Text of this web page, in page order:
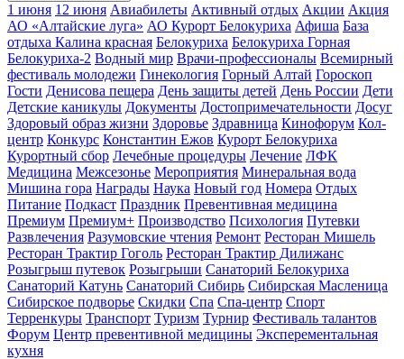
1 июня 12 июня Авиабилеты Активный отдых Акции Акция
АО «Алтайские луга» АО Курорт Белокуриха Афиша База
отдыха Калина красная Белокуриха Белокуриха Горная
Белокуриха-2 Водный мир Врачи-профессионалы Всемирный
фестиваль молодежи Гинекология Горный Алтай Гороскоп
Гости Денисова пещера День защиты детей День России Дети
Детские каникулы Документы Достопримечательности Досуг
Здоровый образ жизни Здоровье Здравница Кинофорум Кол-
центр Конкурс Константин Ежов Курорт Белокуриха
Курортный сбор Лечебные процедуры Лечение ЛФК
Медицина Межсезонье Мероприятия Минеральная вода
Мишина гора Награды Наука Новый год Номера Отдых
Питание Подкаст Праздник Превентивная медицина
Премиум Премиум+ Производство Психология Путевки
Развлечения Разумовские чтения Ремонт Ресторан Мишель
Ресторан Трактир Гоголь Ресторан Трактир Дилижанс
Розыгрыш путевок Розыгрыши Санаторий Белокуриха
Санаторий Катунь Санаторий Сибирь Сибирская Масленица
Сибирское подворье Скидки Спа Спа-центр Спорт
Терренкуры Транспорт Туризм Турнир Фестиваль талантов
Форум Центр превентивной медицины Эксперементальная
кухня